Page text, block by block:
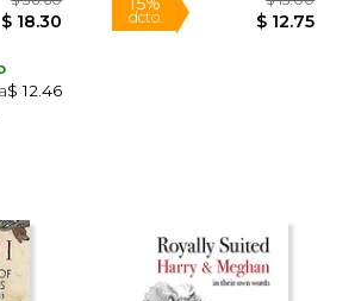
50%
dcto.
$ 12.46